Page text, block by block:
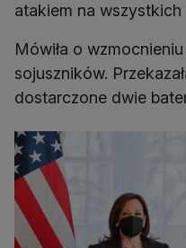
atakiem na wszystkich
Mówiła o
sojuszników.
dostarczone dwie